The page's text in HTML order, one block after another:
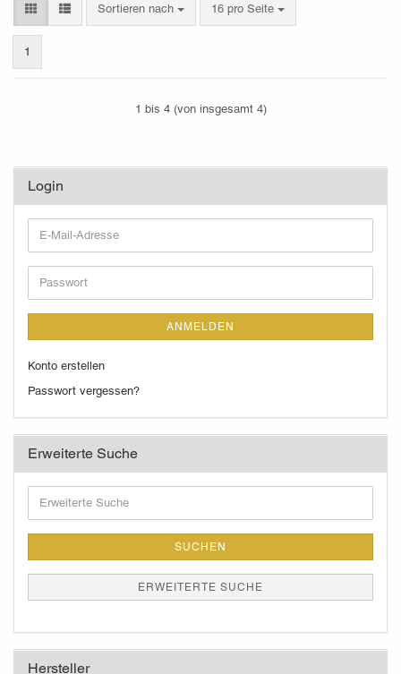
Sortieren nach
Sortieren nach 16 pro Seite
pro Seite
1
1 bis 4(von insgesamt 4)
Login
E-
Mail-
Adresse
Passwort
ANMELDEN
Konto erstellen
Passwort vergessen?
Erweiterte Suche
Suche
SUCHEN
ERWEITERTE SUCHE
Hersteller